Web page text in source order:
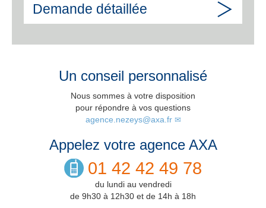
Demande détaillée
Un conseil personnalisé
Nous sommes à votre disposition
pour répondre à vos questions
agence.nezeys@axa.fr
Appelez votre agence AXA
01 42 42 49 78
du lundi au vendredi
de 9h30 à 12h30 et de 14h à 18h